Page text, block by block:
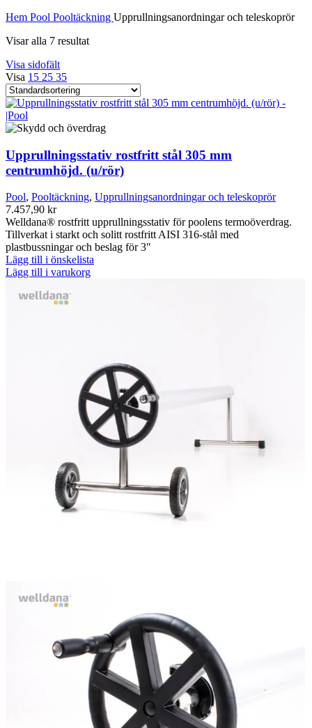
Hem Pool Pooltäckning Upprullningsanordningar och teleskoprör
Visar alla 7 resultat
Visa sidofält
Visa 15 25 35
Upprullningsstativ rostfritt stål 305 mm
centrumhöjd. (u/rör)
Pool, Pooltäckning, Upprullningsanordningar och teleskoprör
7.457,90 kr
Welldana® rostfritt upprullningsstativ för poolens termoöverdrag.
Tillverkat i starkt och solitt rostfritt AISI 316-stål med
plastbussningar och beslag för 3″
Lägg till i önskelista
Lägg till i varukorg